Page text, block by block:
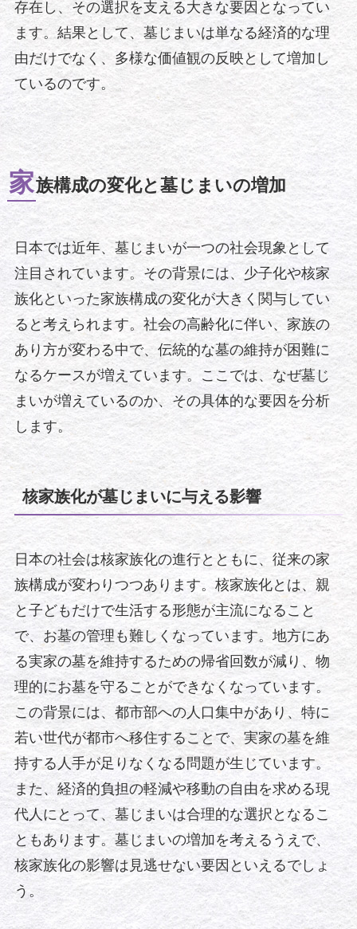
存在し、その選択を支える大きな要因となってい
ます。結果として、墓じまいは単なる経済的な理
由だけでなく、多様な価値観の反映として増加し
ているのです。
家族構成の変化と墓じまいの増加
日本では近年、墓じまいが一つの社会現象として
注目されています。その背景には、少子化や核家
族化といった家族構成の変化が大きく関与してい
ると考えられます。社会の高齢化に伴い、家族の
あり方が変わる中で、伝統的な墓の維持が困難に
なるケースが増えています。ここでは、なぜ墓じ
まいが増えているのか、その具体的な要因を分析
します。
核家族化が墓じまいに与える影響
日本の社会は核家族化の進行とともに、従来の家
族構成が変わりつつあります。核家族化とは、親
と子どもだけで生活する形態が主流になること
で、お墓の管理も難しくなっています。地方にあ
る実家の墓を維持するための帰省回数が減り、物
理的にお墓を守ることができなくなっています。
この背景には、都市部への人口集中があり、特に
若い世代が都市へ移住することで、実家の墓を維
持する人手が足りなくなる問題が生じています。
また、経済的負担の軽減や移動の自由を求める現
代人にとって、墓じまいは合理的な選択となるこ
ともあります。墓じまいの増加を考えるうえで、
核家族化の影響は見逃せない要因といえるでしょ
う。